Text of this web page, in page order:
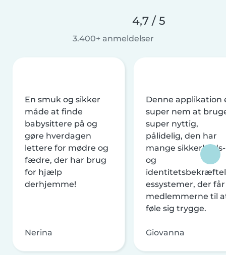
4,7 / 5
3.400+ anmeldelser
En smuk og sikker
måde at finde
babysittere på og
gøre hverdagen
lettere for mødre og
fædre, der har brug
for hjælp
derhjemme!
Nerina
Denne applikation
super nem at
super nyttig,
pålidelig, den har
mange sikkerheds-
og
essystemer, der får
medlemmerne til
føle sig trygge.
Giovanna